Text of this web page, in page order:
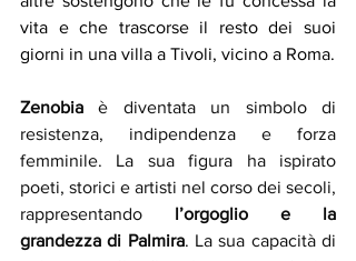
vita e che trascorse il resto dei suoi
giorni in una villa a Tivoli, vicino a Roma.
Zenobia è diventata un simbolo di
resistenza, indipendenza e forza
femminile. La sua figura ha ispirato
poeti, storici e artisti nel corso dei secoli,
rappresentando l’orgoglio e la
grandezza di Palmira. La sua capacità di